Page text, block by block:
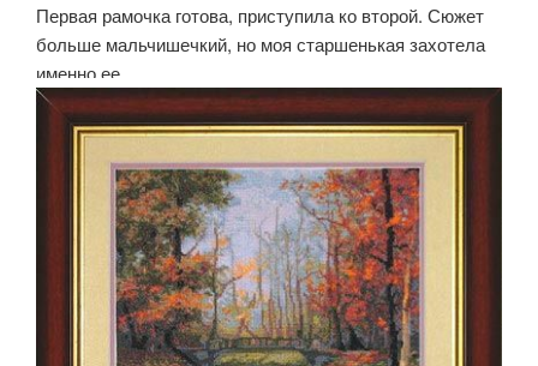
Первая рамочка готова, приступила ко второй. Сюжет
больше мальчишечкий, но моя старшенькая захотела
именно ее.